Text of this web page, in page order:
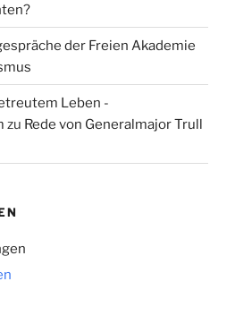
der Freien Akademie
Leben -
zu Rede von Generalmajor Trull